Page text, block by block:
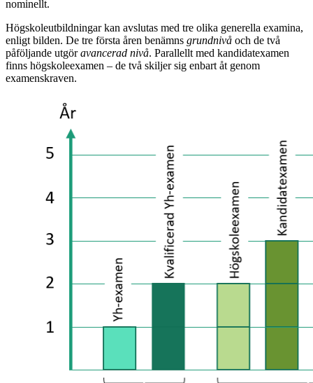
nominellt.
Högskoleutbildningar kan avslutas med tre olika generella examina,
enligt bilden. De tre första åren benämns grundnivå och de två
påföljande utgöravancerad nivå. Parallellt med kandidatexamen
finns högskoleexamen – de två skiljer sig enbart åt genom
examenskraven.